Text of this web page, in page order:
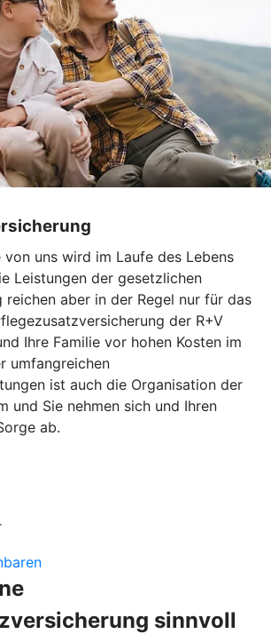
uns wird im Laufe des Lebens
Leistungen der gesetzlichen
reichen aber in der Regel nur für das
der R+V
Ihre Familie vor hohen Kosten im
umfangreichen
ist auch die Organisation der
und Sie nehmen sich und Ihren
ab.
sinnvoll